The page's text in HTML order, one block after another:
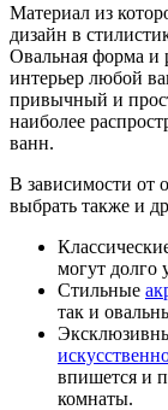
Материал из
дизайн в
Овальная форма и
интерьер любой
привычный и
наиболее
ванн.
В зависимости от
выбрать также и
могут долго
Стильные
так и
впишется и
комнаты.